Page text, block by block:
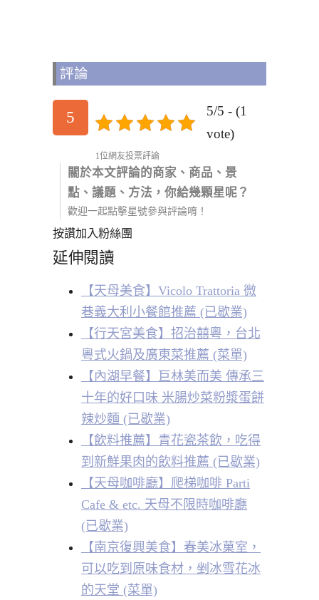
評論
5
5/5 - (1
vote)
1位網友投票評論
關於本文評論的商家、商品、景
點、議題、方法，你給幾顆星呢？
歡迎一起點擊星號參與評論唷！
按讚加入粉絲團
延伸閱讀
【天母美食】Vicolo Trattoria 微
巷義大利小餐館推薦 (已歇業)
【行天宮美食】招治囍粵，台北
粵式火鍋及廣東菜推薦 (菜單)
【內湖早餐】巨林美而美 傳承三
十年的好口味 米腸炒菜粉漿蛋餅
辣炒麵 (已歇業)
【飲料推薦】青花瓷茶飲，吃得
到新鮮果肉的飲料推薦 (已歇業)
【天母咖啡廳】爬梯咖啡 Parti
Cafe & etc. 天母不限時咖啡廳
(已歇業)
【南京復興美食】春美冰菓室，
可以吃到原味食材，剉冰雪花冰
的天堂 (菜單)